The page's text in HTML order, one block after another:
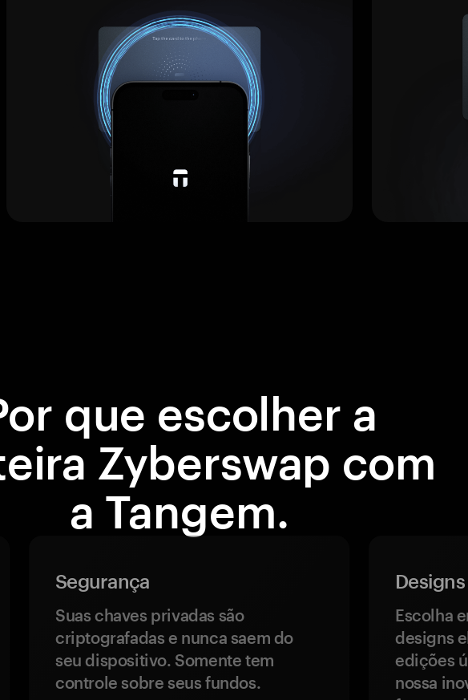
que escolher a
Zyberswap com
a Tangem.
Segurança
Suas chaves privadas são
criptografadas e nunca saem do
seu dispositivo. Somente tem
controle sobre seus fundos.
Escolha
designs
edições
nossa